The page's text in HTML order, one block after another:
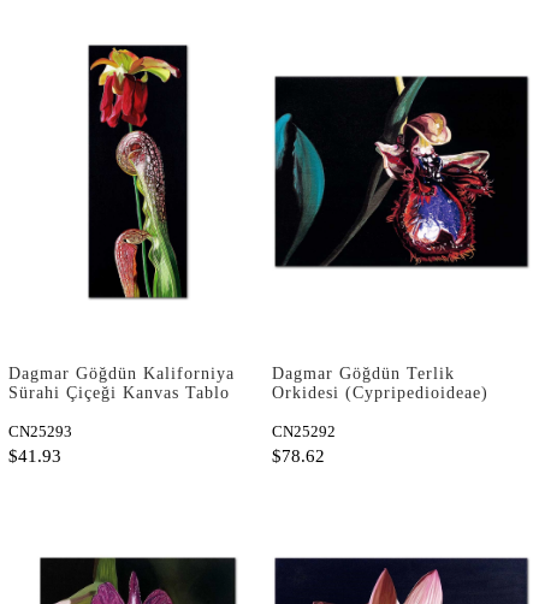
Dagmar Göğdün Kaliforniya
Sürahi Çiçeği Kanvas Tablo
CN25293
$41.93
Dagmar Göğdün Terlik
Orkidesi (Cypripedioideae)
CN25292
$78.62